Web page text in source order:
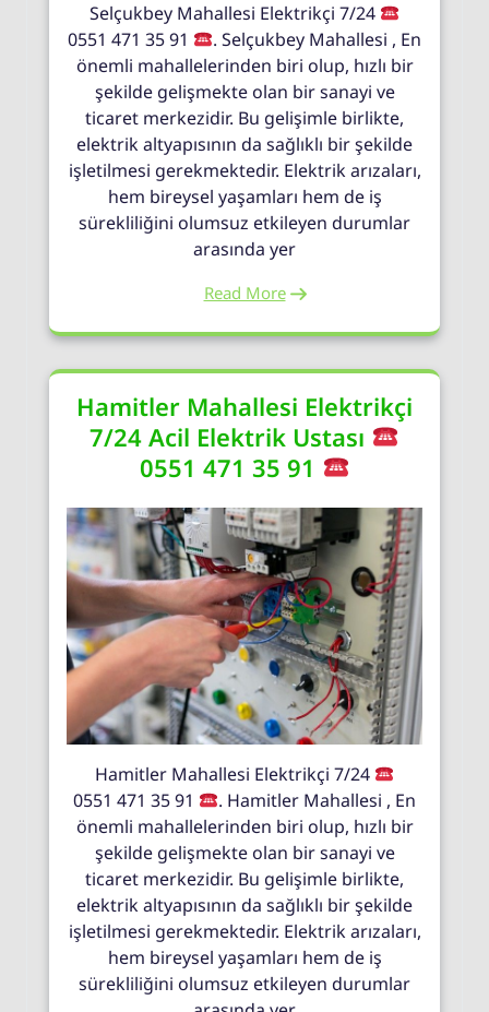
Selçukbey Mahallesi Elektrikçi 7/24
0551 471 35 91
. Selçukbey Mahallesi , En
önemli mahallelerinden biri olup, hızlı bir
şekilde gelişmekte olan bir sanayi ve
ticaret merkezidir. Bu gelişimle birlikte,
elektrik altyapısının da sağlıklı bir şekilde
işletilmesi gerekmektedir. Elektrik arızaları,
hem bireysel yaşamları hem de iş
sürekliliğini olumsuz etkileyen durumlar
arasında yer
Read More
Hamitler Mahallesi Elektrikçi
7/24 Acil Elektrik Ustası
0551 471 35 91
Hamitler Mahallesi Elektrikçi 7/24
0551 471 35 91
. Hamitler Mahallesi , En
önemli mahallelerinden biri olup, hızlı bir
şekilde gelişmekte olan bir sanayi ve
ticaret merkezidir. Bu gelişimle birlikte,
elektrik altyapısının da sağlıklı bir şekilde
işletilmesi gerekmektedir. Elektrik arızaları,
hem bireysel yaşamları hem de iş
sürekliliğini olumsuz etkileyen durumlar